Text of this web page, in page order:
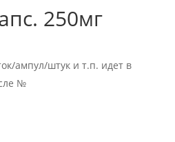
250мг
ампул/штук и т.п. идет в
№